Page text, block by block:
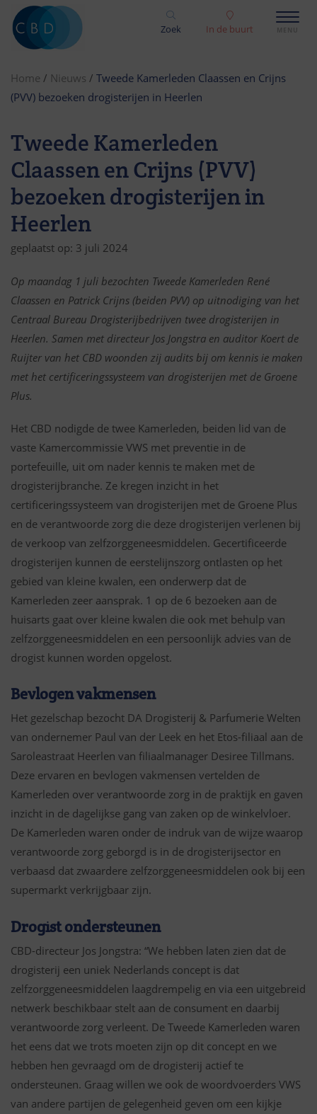
Zoek In de buurt
Home / Nieuws / Tweede Kamerleden Claassen en Crijns
(PVV) bezoeken drogisterijen in Heerlen
Tweede Kamerleden
Claassen en Crijns (PVV)
bezoeken drogisterijen in
Heerlen
geplaatst op: 3 juli 2024
Op maandag 1 juli bezochten Tweede Kamerleden René
Claassen en Patrick Crijns (beiden PVV) op uitnodiging van het
Centraal Bureau Drogisterijbedrijven twee drogisterijen in
Heerlen. Samen met directeur Jos Jongstra en auditor Koert de
Ruijter van het CBD woonden zij audits bij om kennis ie maken
met het certificeringssysteem van drogisterijen met de Groene
Plus.
Het CBD nodigde de twee Kamerleden, beiden lid van de
vaste Kamercommissie VWS met preventie in de
portefeuille, uit om nader kennis te maken met de
drogisterijbranche. Ze kregen inzicht in het
certificeringssysteem van drogisterijen met de Groene Plus
en de verantwoorde zorg die deze drogisterijen verlenen bij
de verkoop van zelfzorggeneesmiddelen. Gecertificeerde
drogisterijen kunnen de eerstelijnszorg ontlasten op het
gebied van kleine kwalen, een onderwerp dat de
Kamerleden zeer aansprak. 1 op de 6 bezoeken aan de
huisarts gaat over kleine kwalen die ook met behulp van
zelfzorggeneesmiddelen en een persoonlijk advies van de
drogist kunnen worden opgelost.
Bevlogen vakmensen
Het gezelschap bezocht DA Drogisterij & Parfumerie Welten
van ondernemer Paul van der Leek en het Etos-filiaal aan de
Saroleastraat Heerlen van filiaalmanager Desiree Tillmans.
Deze ervaren en bevlogen vakmensen vertelden de
Kamerleden over verantwoorde zorg in de praktijk en gaven
inzicht in de dagelijkse gang van zaken op de winkelvloer.
De Kamerleden waren onder de indruk van de wijze waarop
verantwoorde zorg geborgd is in de drogisterijsector en
verbaasd dat zwaardere zelfzorggeneesmiddelen ook bij een
supermarkt verkrijgbaar zijn.
Drogist ondersteunen
CBD-directeur Jos Jongstra: “We hebben laten zien dat de
drogisterij een uniek Nederlands concept is dat
zelfzorggeneesmiddelen laagdrempelig en via een uitgebreid
netwerk beschikbaar stelt aan de consument en daarbij
verantwoorde zorg verleent. De Tweede Kamerleden waren
het eens dat we trots moeten zijn op dit concept en we
hebben hen gevraagd om de drogisterij actief te
ondersteunen. Graag willen we ook de woordvoerders VWS
van andere partijen de gelegenheid geven om een kijkje